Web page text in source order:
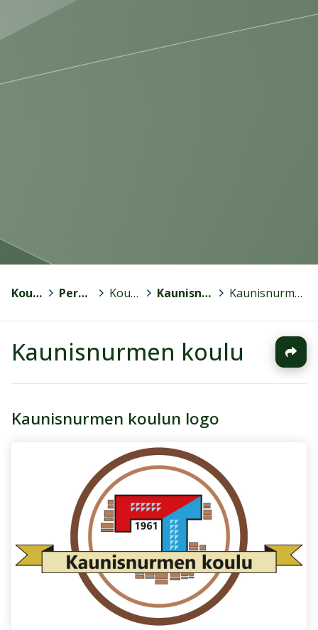
Kouvola Perusopetus > Koulut > Kaunisnurmen koulu > Kaunisnurmen koulu
Kaunisnurmen koulu
Kaunisnurmen koulun logo